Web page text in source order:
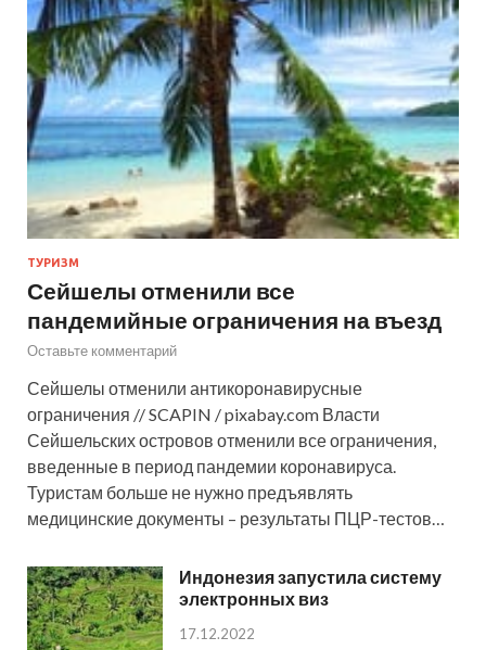
ТУРИЗМ
Сейшелы отменили все
пандемийные ограничения на въезд
Оставьте комментарий
Сейшелы отменили антикоронавирусные
ограничения // SCAPIN / pixabay.com Власти
Сейшельских островов отменили все ограничения,
введенные в период пандемии коронавируса.
Туристам больше не нужно предъявлять
медицинские документы – результаты ПЦР-тестов…
Индонезия запустила систему
электронных виз
17.12.2022